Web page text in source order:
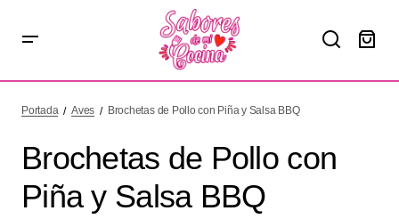
Portada Aves Brochetas de Pollo con Piña y Salsa BBQ
Brochetas de Pollo con
Piña y Salsa BBQ